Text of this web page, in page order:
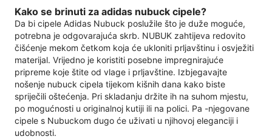
Kako se brinuti za adidas nubuck cipele?
Da bi cipele Adidas Nubuck poslužile što je duže moguće,
potrebna je odgovarajuća skrb. NUBUK zahtijeva redovito
čišćenje mekom četkom koja će ukloniti prljavštinu i osvježiti
materijal. Vrijedno je koristiti posebne impregnirajuće
pripreme koje štite od vlage i prljavštine. Izbjegavajte
nošenje nubuck cipela tijekom kišnih dana kako biste
spriječili oštećenja. Pri skladanju držite ih na suhom mjestu,
po mogućnosti u originalnoj kutiji ili na polici. Pa -njegovane
cipele s Nubuckom dugo će uživati ​​u njihovoj eleganciji i
udobnosti.